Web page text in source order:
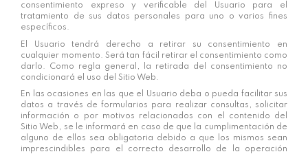
consentimiento expreso y verificable del Usuario para el
tratamiento de sus datos personales para uno o varios fines
específicos.
El Usuario tendrá derecho a retirar su consentimiento en
cualquier momento. Será tan fácil retirar el consentimiento como
darlo. Como regla general, la retirada del consentimiento no
condicionará el uso del Sitio Web.
En las ocasiones en las que el Usuario deba o pueda facilitar sus
datos a través de formularios para realizar consultas, solicitar
información o por motivos relacionados con el contenido del
Sitio Web, se le informará en caso de que la cumplimentación de
alguno de ellos sea obligatoria debido a que los mismos sean
imprescindibles para el correcto desarrollo de la operación